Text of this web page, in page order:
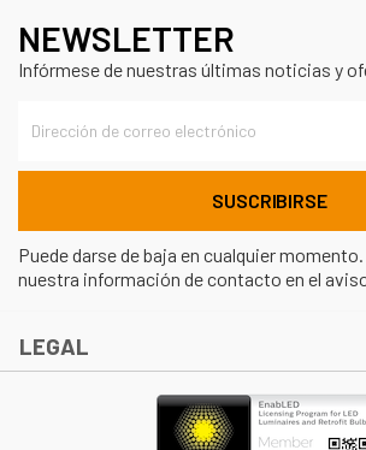
NEWSLETTER
Infórmese de nuestras últimas noticias y
Puede darse de baja en cualquier
nuestra información de contacto en el aviso
LEGAL